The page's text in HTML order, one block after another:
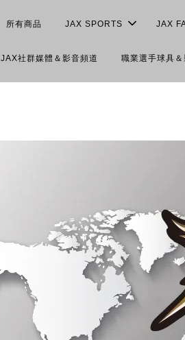
所有商品 JAX SPORTS JAX
JAX社群媒體＆影音頻道 職業選手球具